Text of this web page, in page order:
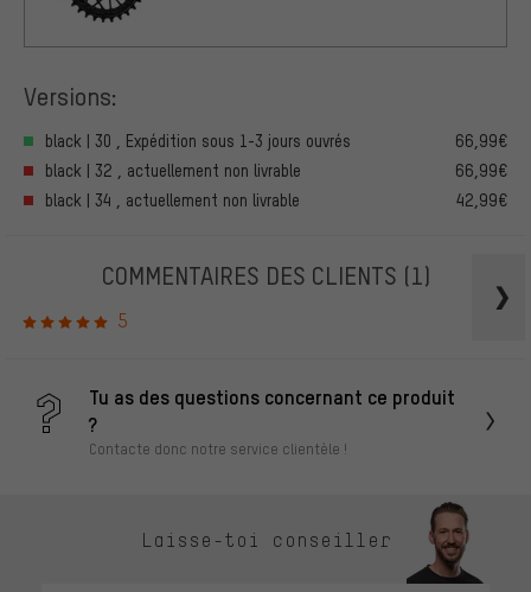
Versions:
black | 30 , Expédition sous 1-3 jours ouvrés
66,99€
black | 32 , actuellement non livrable
66,99€
black | 34 , actuellement non livrable
42,99€
COMMENTAIRES DES CLIENTS (1)
5
Tu as des questions concernant ce produit
?
Contacte donc notre service clientèle !
Laisse-toi conseiller